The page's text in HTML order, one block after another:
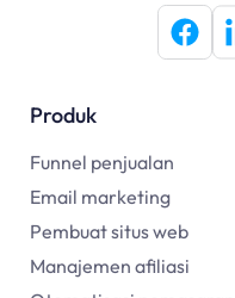
Produk
Funnel penjualan
Email marketing
Pembuat situs web
Manajemen afiliasi